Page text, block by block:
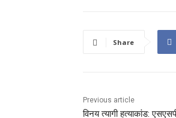
Share
Previous article
विनय त्यागी हत्याकांड: